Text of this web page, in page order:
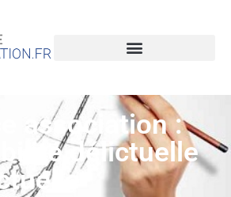
association :
délictuelle